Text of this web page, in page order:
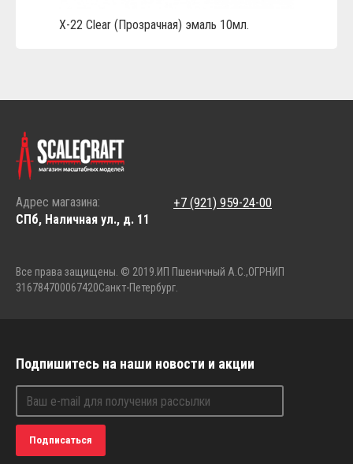
X-22 Clear (Прозрачная) эмаль 10мл.
Адрес магазина:
СПб, Наличная ул., д. 11
+7 (921) 959-24-00
Все права защищены. © 2019. ИП Пшеничный А.С.,ОГРНИП
316784700067420Санкт-Петербург.
Подпишитесь на наши новости и акции
Подписаться